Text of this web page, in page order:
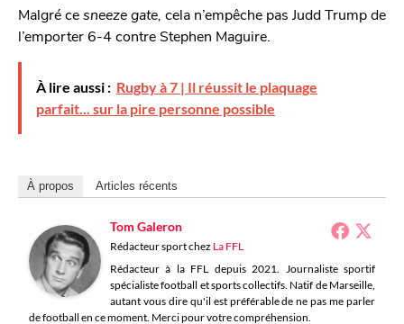
Malgré cesneeze gate, cela n’empêche pas Judd Trump de
l’emporter 6-4 contre Stephen Maguire.
À lire aussi : Rugby à 7 | Il réussit le plaquage
parfait... sur la pire personne possible
À propos Articles récents
Tom Galeron
Rédacteur sportchez La FFL
Rédacteur à la FFL depuis 2021. Journaliste sportif
spécialiste football et sports collectifs. Natif de Marseille,
autant vous dire qu'il est préférable de ne pas me parler
de football en ce moment. Merci pour votre compréhension.